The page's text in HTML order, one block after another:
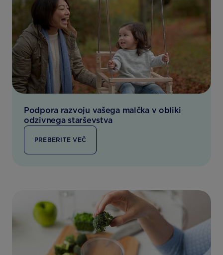
Podpora razvoju vašega malčka v obliki
odzivnega starševstva
PREBERITE VEČ